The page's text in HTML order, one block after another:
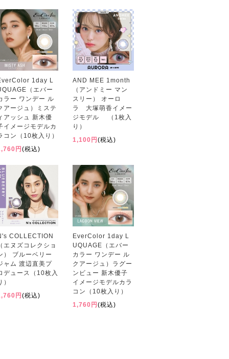
1day L
（エバー
ラー ワンデー ル
アージュ）ミステ
アッシュ 新木優
イメージモデルカ
コン（10枚入り）
円(税込)
AND MEE 1month
（アンドミー マン
スリー） オーロ
ラ 大塚萌香イメー
ジモデル （1枚入
り）
1,100円(税込)
COLLECTION
エヌズコレクショ
） ブルーベリー
ャム 渡辺直美プ
デュース（10枚入
）
円(税込)
EverColor 1day L
UQUAGE（エバー
カラー ワンデー ル
クアージュ）ラグー
ンビュー 新木優子
イメージモデルカラ
コン（10枚入り）
1,760円(税込)